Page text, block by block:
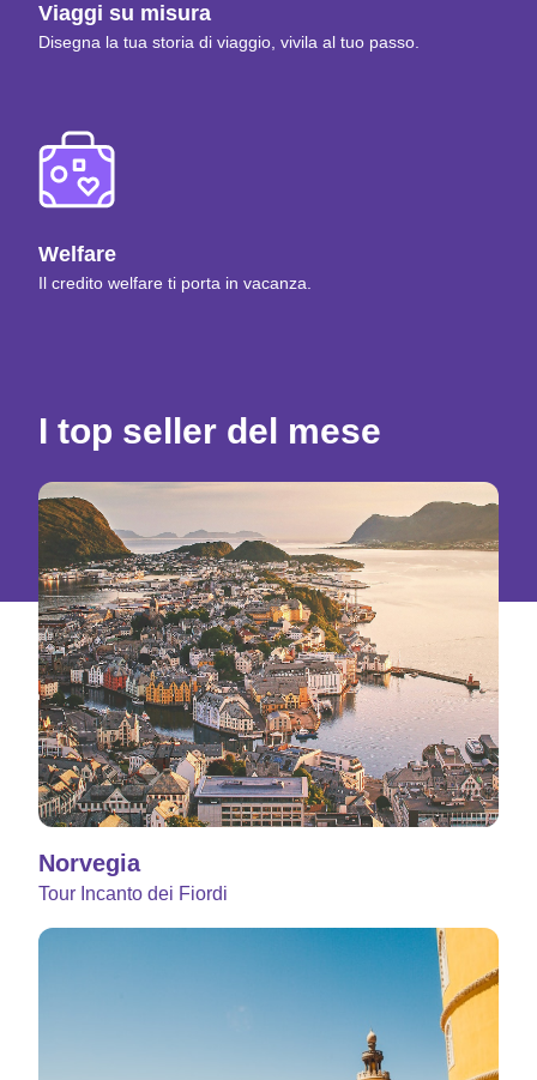
Viaggi su misura
Disegna la tua storia di viaggio, vivila al tuo passo.
Welfare
Il credito welfare ti porta in vacanza.
I top seller del mese
Norvegia
Tour Incanto dei Fiordi